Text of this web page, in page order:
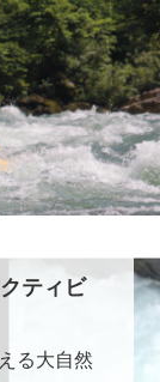
ティビ
る大自然